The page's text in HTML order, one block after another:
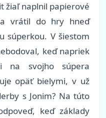
žiaľ naplnil papierové
vrátil do hry hneď
súperkou. V šiestom
keď napriek
na svojho súpera
opäť bielymi, v už
s Jonim? Na túto
keď základy